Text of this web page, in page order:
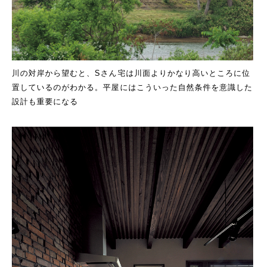
川の対岸から望むと、Sさん宅は川面よりかなり高いところに位
置しているのがわかる。平屋にはこういった自然条件を意識した
設計も重要になる